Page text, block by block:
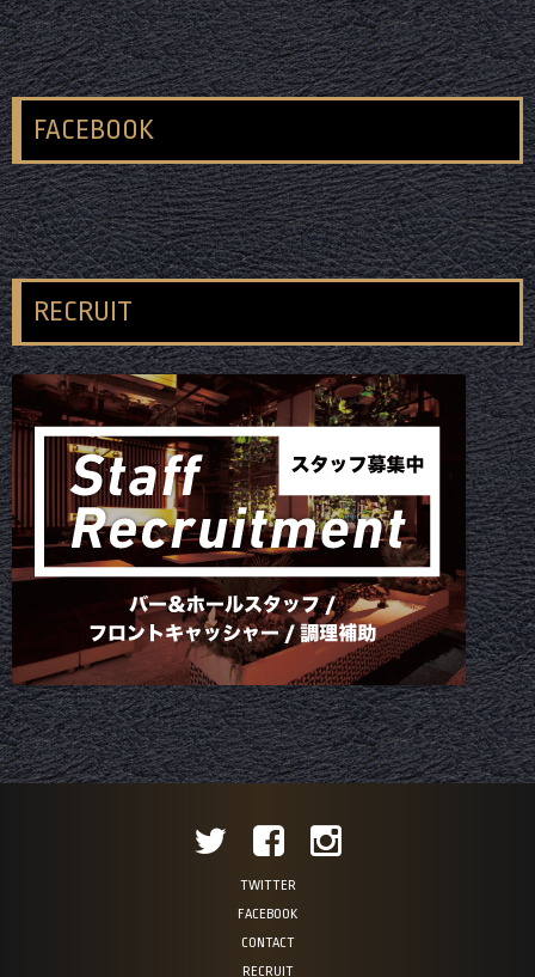
FACEBOOK
RECRUIT
TWITTER
FACEBOOK
CONTACT
RECRUIT